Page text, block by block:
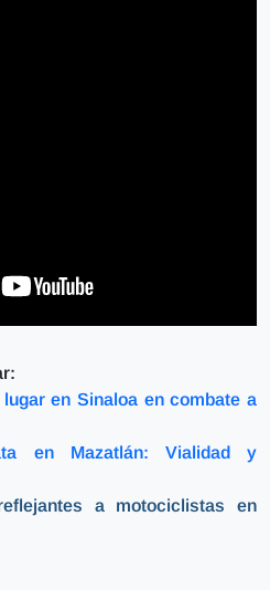
en Sinaloa en combate a
en Mazatlán: Vialidad y
a motociclistas en